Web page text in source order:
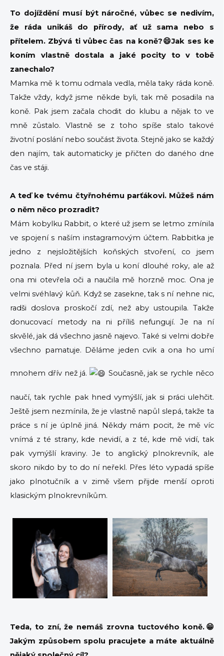
To dojíždění musí být náročné, vůbec se nedivím,
že ráda unikáš do přírody, ať už sama nebo s
přítelem. Zbývá ti vůbec čas na koně?😄Jak ses ke
koním vlastně dostala a jaké pocity to v tobě
zanechalo?
Mamka mě k tomu odmala vedla, měla taky ráda koně.
Takže vždy, když jsme někde byli, tak mě posadila na
koně. Pak jsem začala chodit do klubu a nějak to ve
mně zůstalo. Vlastně se z toho spíše stalo takové
životní poslání nebo součást života. Stejně jako se každý
den najím, tak automaticky je přičten do daného dne
čas ve stáji.
A teď ke tvému čtyřnohému parťákovi. Můžeš nám
o něm něco prozradit?
Mám kobylku Rabbit, o které už jsem se letmo zmínila
ve spojení s naším instagramovým účtem. Rabbitka je
jedno z nejsložitějších koňských stvoření, co jsem
poznala. Před ní jsem byla u koní dlouhé roky, ale až
ona mi otevřela oči a naučila mě horzně moc. Ona je
velmi svéhlavý kůň. Když se zasekne, tak s ní nehne nic,
radši doslova proskočí zdí, než aby ustoupila. Takže
donucovací metody na ni příliš nefungují. Je na ní
skvělé, jak dá všechno jasně najevo. Také si velmi dobře
všechno pamatuje. Děláme jeden cvik a ona ho umí
mnohem dřív než já. Současně, jak se rychle něco
naučí, tak rychle pak hned vymýšlí, jak si práci ulehčit.
Ještě jsem nezmínila, že je vlastně napůl slepá, takže ta
práce s ní je úplně jiná. Někdy mám pocit, že mě víc
vnímá z té strany, kde nevidí, a z té, kde mě vidí, tak
pak vymýšlí kraviny. Je to anglický plnokrevník, ale
skoro nikdo by to do ní neřekl. Přes léto vypadá spíše
jako plnotučník a v zimě všem přijde menší oproti
klasickým plnokrevníkům.
Teda, to zní, že nemáš zrovna tuctového koně.😁
Jakým způsobem spolu pracujete a máte aktuálně